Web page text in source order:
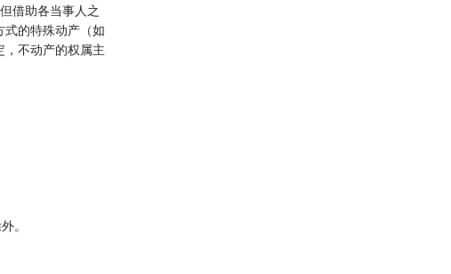
借助各当事人之
的特殊动产（如
不动产的权属主
。